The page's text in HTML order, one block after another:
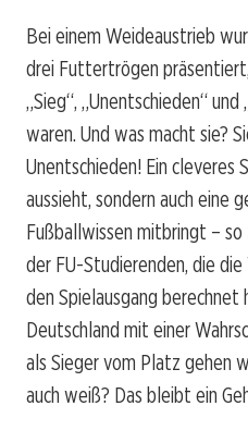
Bei einem Weideaustrieb
drei Futtertrögen
„Sieg“, „Unentschieden“
waren. Und was macht sie?
Unentschieden! Ein cleveres
aussieht, sondern auch eine
Fußballwissen mitbringt –
der FU-Studierenden, die
den Spielausgang berechnet
Deutschland mit einer
als Sieger vom Platz gehen
auch weiß? Das bleibt ein